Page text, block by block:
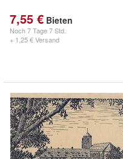
7,55 € Bieten
Noch7 Tage 7 Std.
+ 1,25 € Versand